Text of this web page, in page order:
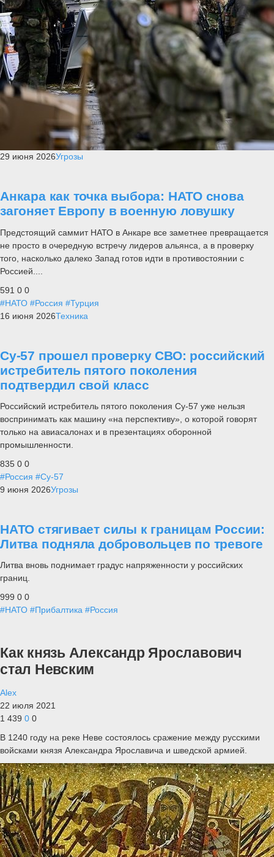
29 июня 2026Угрозы
Анкара как точка выбора: НАТО снова
загоняет Европу в военную ловушку
Предстоящий саммит НАТО в Анкаре все заметнее превращается
не просто в очередную встречу лидеров альянса, а в проверку
того, насколько далеко Запад готов идти в противостоянии с
Россией....
591 0 0
#НАТО #Россия #Турция
16 июня 2026Техника
Су-57 прошел проверку СВО: российский
истребитель пятого поколения
подтвердил свой класс
Российский истребитель пятого поколения Су-57 уже нельзя
воспринимать как машину «на перспективу», о которой говорят
только на авиасалонах и в презентациях оборонной
промышленности.
835 0 0
#Россия #Су-57
9 июня 2026Угрозы
НАТО стягивает силы к границам России:
Литва подняла добровольцев по тревоге
Литва вновь поднимает градус напряженности у российских
границ.
999 0 0
#НАТО #Прибалтика #Россия
Как князь Александр Ярославович
стал Невским
Alex
22 июля 2021
1 439 0 0
В 1240 году на реке Неве состоялось сражение между русскими
войсками князя Александра Ярославича и шведской армией.